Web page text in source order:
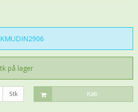
på lager
Stk Køb